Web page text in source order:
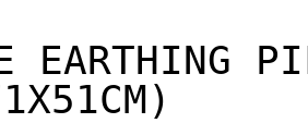
EARTHING